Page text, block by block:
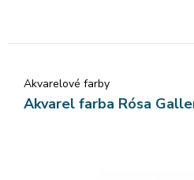
Akvarelové farby
Akvarel farba Rósa